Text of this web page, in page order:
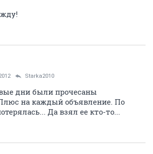
Starka2010
дни были прочесаны
на каждый объявление. По
Да взял ее кто-то...